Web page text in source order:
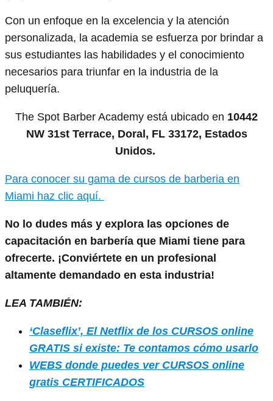
Con un enfoque en la excelencia y la atención
personalizada, la academia se esfuerza por brindar a
sus estudiantes las habilidades y el conocimiento
necesarios para triunfar en la industria de la
peluquería.
The Spot Barber Academy está ubicado en 10442
NW 31st Terrace, Doral, FL 33172, Estados
Unidos.
Para conocer su gama de cursos de barberia en
Miami haz clic aquí.
No lo dudes más y explora las opciones de
capacitación en barbería que Miami tiene para
ofrecerte. ¡Conviértete en un profesional
altamente demandado en esta industria!
LEA TAMBIÉN:
‘Claseflix’, El Netflix de los CURSOS online
GRATIS si existe: Te contamos cómo usarlo
WEBS donde puedes ver CURSOS online
gratis CERTIFICADOS